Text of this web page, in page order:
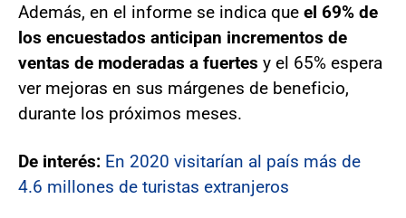
Además, en el informe se indica que el 69% de
los encuestados anticipan incrementos de
ventas de moderadas a fuertes y el 65% espera
ver mejoras en sus márgenes de beneficio,
durante los próximos meses.
De interés: En 2020 visitarían al país más de
4.6 millones de turistas extranjeros